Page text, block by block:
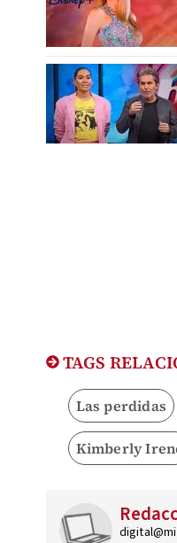
TAGS
Las perdidas
Kimberly